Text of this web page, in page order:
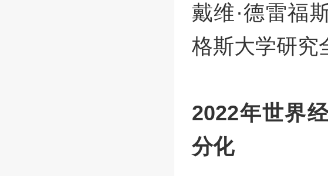
戴维·德雷福
格斯大学研究
2022年世界
分化